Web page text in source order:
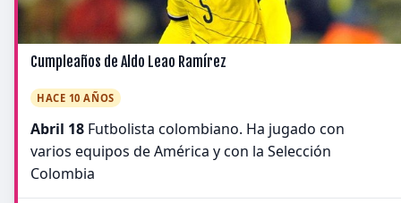
Cumpleaños de Aldo Leao Ramírez
HACE 10 AÑOS
Abril 18 Futbolista colombiano. Ha jugado con
varios equipos de América y con la Selección
Colombia